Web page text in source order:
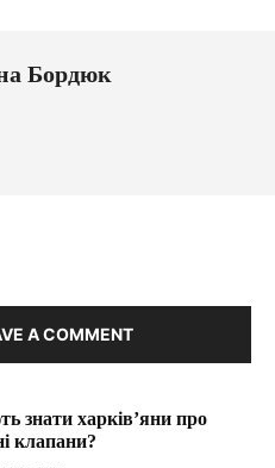
Бордюк
A COMMENT
знати харків’яни про
клапани?